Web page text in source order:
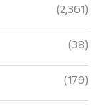
(2,361)
(38)
(179)